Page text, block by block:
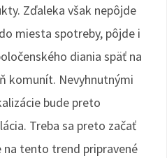
Zďaleka však nepôjde
miesta spotreby, pôjde i
diania späť na
komunít. Nevyhnutnými
bude preto
Treba sa preto začať
tento trend pripravené